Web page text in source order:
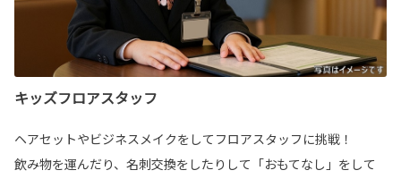
キッズフロアスタッフ
ヘアセットやビジネスメイクをしてフロアスタッフに挑戦！
飲み物を運んだり、名刺交換をしたりして「おもてなし」をして